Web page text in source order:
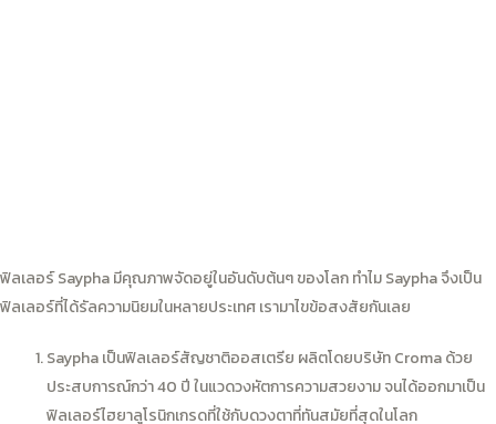
ฟิลเลอร์ Saypha มีคุณภาพจัดอยู่ในอันดับต้นๆ ของโลก ทำไม Saypha จึงเป็น
ฟิลเลอร์ที่ได้รัลความนิยมในหลายประเทศ เรามาไขข้อสงสัยกันเลย
Saypha เป็นฟิลเลอร์สัญชาติออสเตรีย ผลิตโดยบริษัท Croma ด้วย
ประสบการณ์กว่า 40 ปี ในแวดวงหัตการความสวยงาม จนได้ออกมาเป็น
ฟิลเลอร์ไฮยาลูโรนิกเกรดที่ใช้กับดวงตาที่ทันสมัยที่สุดในโลก